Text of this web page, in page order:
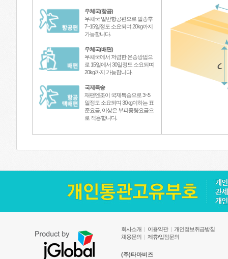
우체국(항공)
우체국 일반항공편으로 발송후
7~15일정도 소요되며 20kg까지
가능합니다.
우체국(배편)
우체국에서 저렴한 운송방법으
로 15일에서 30일정도 소요되며
20kg까지 가능합니다.
국제특송
재팬엔조이 국제특송으로 3~5
일정도 소요되며 30kg이하는 표
준요금, 이상은 부피중량요금으
로 적용합니다.
회사소개 | 이용약관 | 개인정보취급방침
채용문의 | 제휴/입점문의
(주)타마비즈